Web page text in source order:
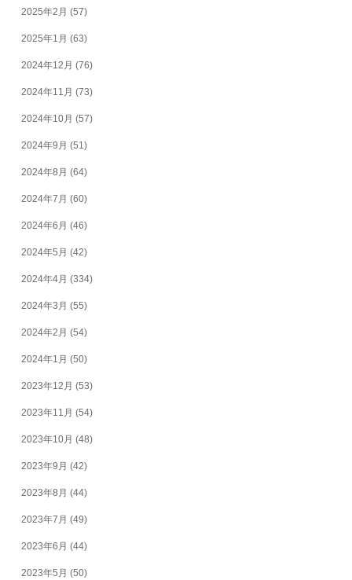
2025年2月 (57)
2025年1月 (63)
2024年12月 (76)
2024年11月 (73)
2024年10月 (57)
2024年9月 (51)
2024年8月 (64)
2024年7月 (60)
2024年6月 (46)
2024年5月 (42)
2024年4月 (334)
2024年3月 (55)
2024年2月 (54)
2024年1月 (50)
2023年12月 (53)
2023年11月 (54)
2023年10月 (48)
2023年9月 (42)
2023年8月 (44)
2023年7月 (49)
2023年6月 (44)
2023年5月 (50)